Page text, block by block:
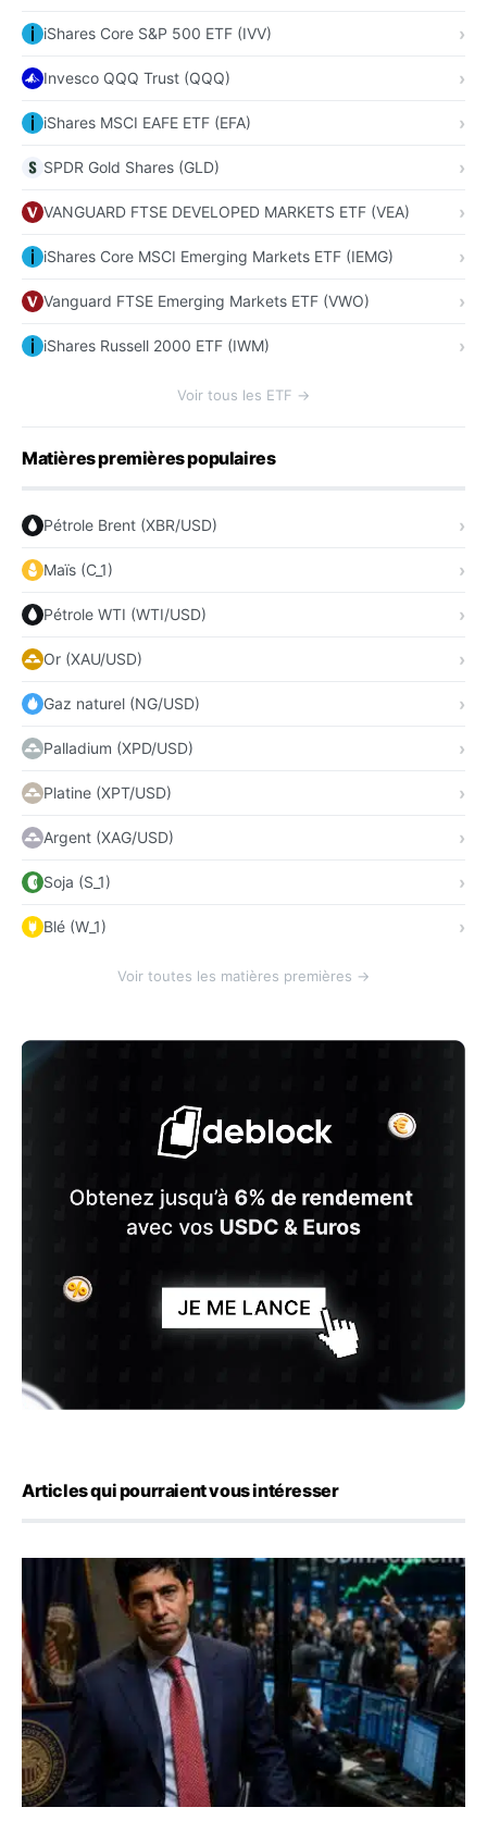
iShares Core S&P 500 ETF (IVV)
Invesco QQQ Trust (QQQ)
iShares MSCI EAFE ETF (EFA)
SPDR Gold Shares (GLD)
VANGUARD FTSE DEVELOPED MARKETS ETF (VEA)
iShares Core MSCI Emerging Markets ETF (IEMG)
Vanguard FTSE Emerging Markets ETF (VWO)
iShares Russell 2000 ETF (IWM)
Voir tous les ETF →
Matières premières populaires
Pétrole Brent (XBR/USD)
Maïs (C_1)
Pétrole WTI (WTI/USD)
Or (XAU/USD)
Gaz naturel (NG/USD)
Palladium (XPD/USD)
Platine (XPT/USD)
Argent (XAG/USD)
Soja (S_1)
Blé (W_1)
Voir toutes les matières premières →
Articles qui pourraient vous intéresser
Emploi américain : 23 000 postes détruits en juillet, les